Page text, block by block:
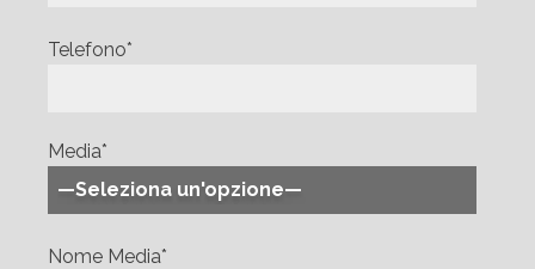
Telefono*
Media*
Nome Media*